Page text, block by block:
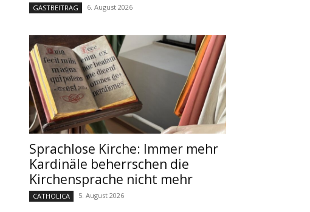
GASTBEITRAG 6. August 2026
Sprachlose Kirche: Immer mehr
Kardinäle beherrschen die
Kirchensprache nicht mehr
CATHOLICA 5. August 2026